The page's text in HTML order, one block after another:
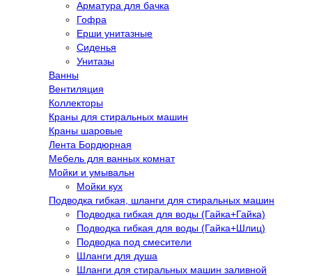
Арматура для бачка
Гофра
Ерши унитазные
Сиденья
Унитазы
Ванны
Вентиляция
Коллекторы
Краны для стиральных машин
Краны шаровые
Лента Бордюрная
Мебель для ванных комнат
Мойки и умывальн
Мойки кух
Подводка гибкая, шланги для стиральных машин
Подводка гибкая для воды (Гайка+Гайка)
Подводка гибкая для воды (Гайка+Шлиц)
Подводка под смесители
Шланги для душа
Шланги для стиральных машин заливной